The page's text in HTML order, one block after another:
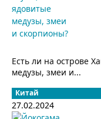
Есть ли на острове
медузы, змеи и...
Китай
27.02.2024